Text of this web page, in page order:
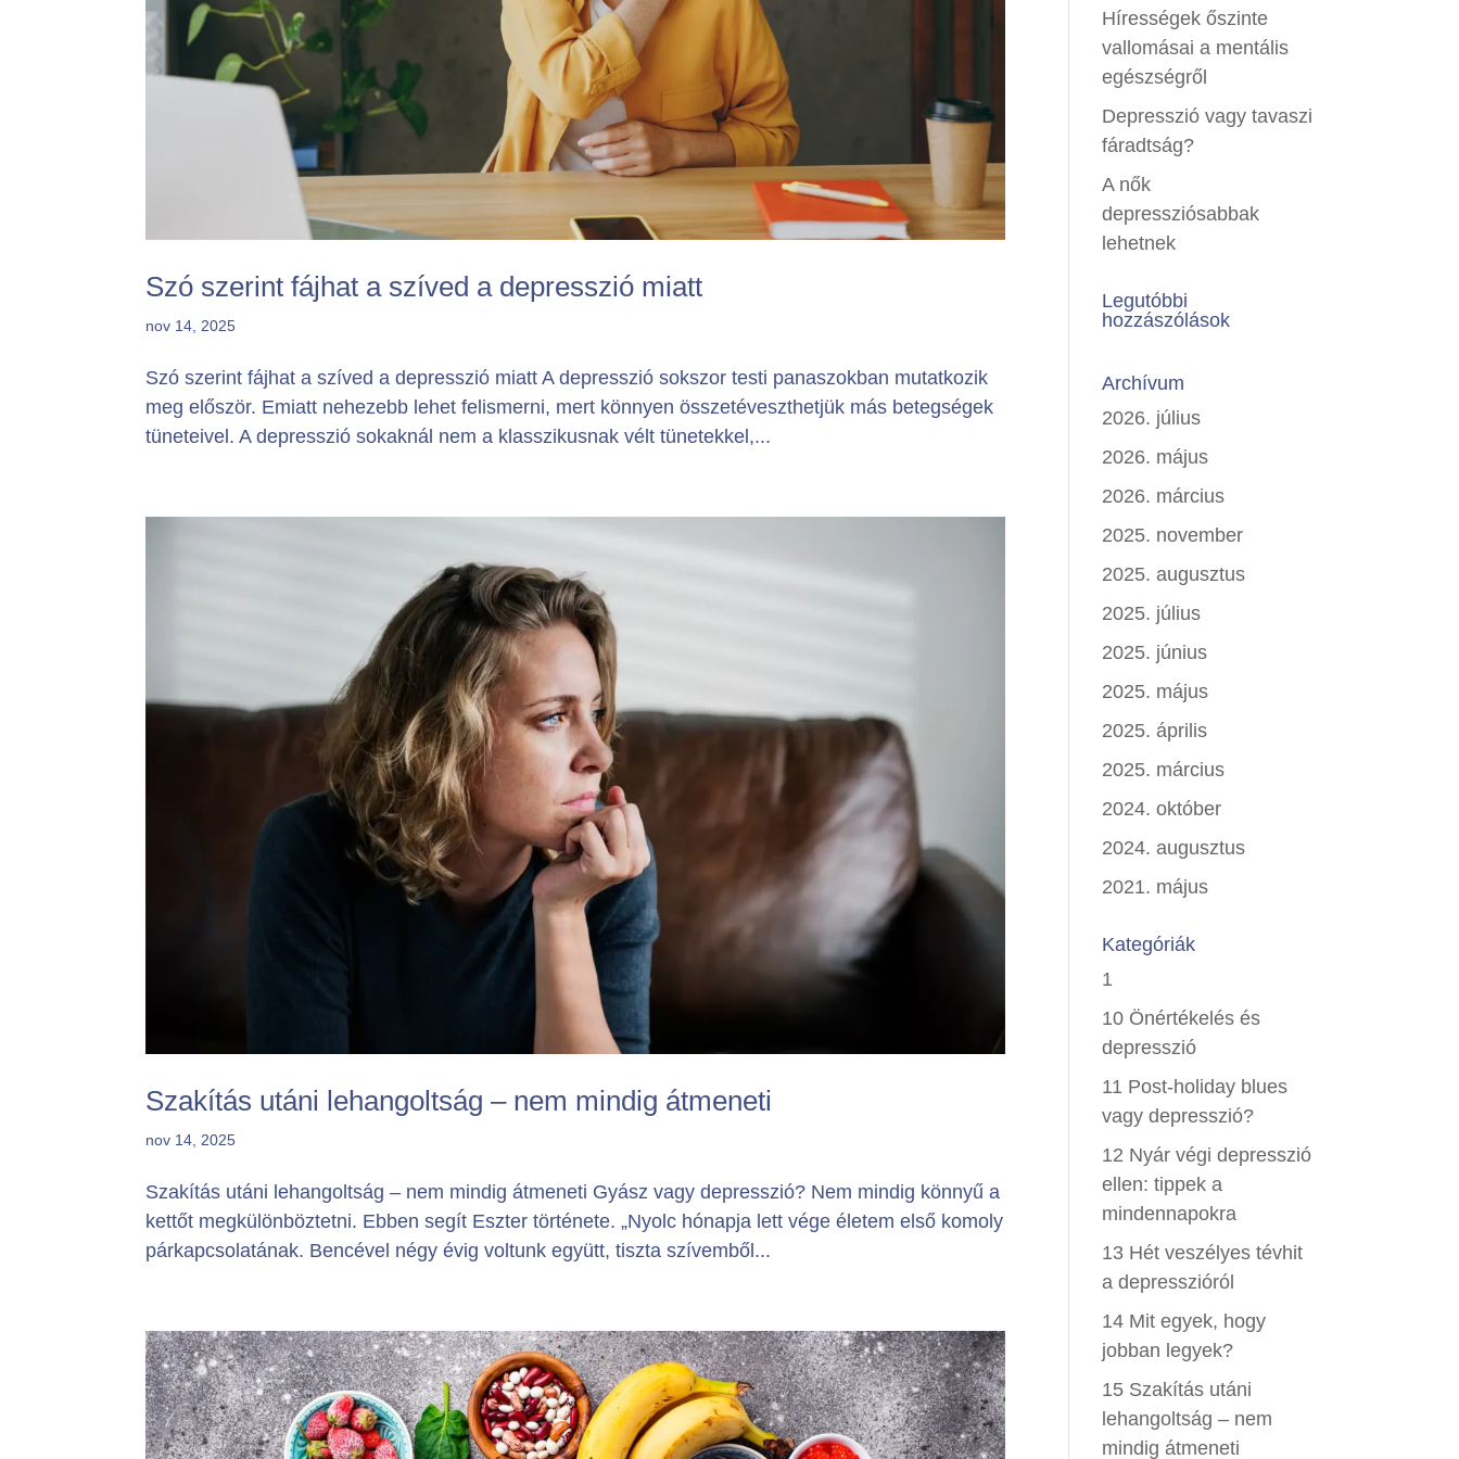
Szó szerint fájhat a szíved a depresszió miatt
nov 14, 2025
Szó szerint fájhat a szíved a depresszió miatt A depresszió sokszor testi panaszokban mutatkozik
meg először. Emiatt nehezebb lehet felismerni, mert könnyen összetéveszthetjük más betegségek
tüneteivel. A depresszió sokaknál nem a klasszikusnak vélt tünetekkel,...
Szakítás utáni lehangoltság – nem mindig átmeneti
nov 14, 2025
Szakítás utáni lehangoltság – nem mindig átmeneti Gyász vagy depresszió? Nem mindig könnyű a
kettőt megkülönböztetni. Ebben segít Eszter története. „Nyolc hónapja lett vége életem első komoly
párkapcsolatának. Bencével négy évig voltunk együtt, tiszta szívemből...
Hírességek őszinte
vallomásai a mentális
egészségről
Depresszió vagy tavaszi
fáradtság?
A nők
depressziósabbak
lehetnek
Legutóbbi
hozzászólások
Archívum
2026. július
2026. május
2026. március
2025. november
2025. augusztus
2025. július
2025. június
2025. május
2025. április
2025. március
2024. október
2024. augusztus
2021. május
Kategóriák
1
10 Önértékelés és
depresszió
11 Post-holiday blues
vagy depresszió?
12 Nyár végi depresszió
ellen: tippek a
mindennapokra
13 Hét veszélyes tévhit
a depresszióról
14 Mit egyek, hogy
jobban legyek?
15 Szakítás utáni
lehangoltság – nem
mindig átmeneti